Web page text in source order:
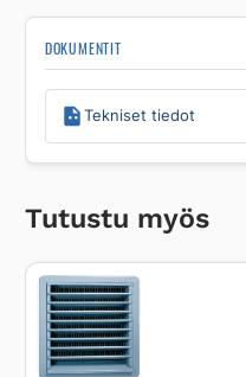
DOKUMENTIT
Tekniset tiedot
Tutustu myös